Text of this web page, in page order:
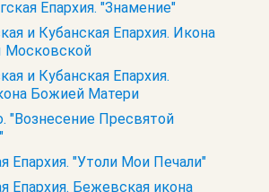
Епархия. "Знамение"
и Кубанская Епархия. Икона
Московской
и Кубанская Епархия.
Божией Матери
"Вознесение Пресвятой
Епархия. "Утоли Мои Печали"
Епархия. Бежевская икона